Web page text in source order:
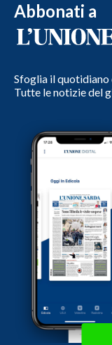
Abbonati a
Sfoglia il quotidiano
Tutte le notizie del